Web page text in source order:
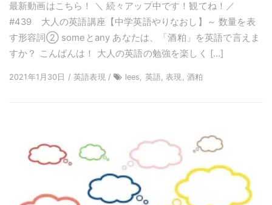
最新動画はこちら！ ＼ 続々アップ中です！観てね！／
#439 大人の英語講座【中学英語やりなおし】～ 数量を表
す形容詞② someとany あなたは、「酒粕」を英語で言えま
すか？ こんばんは！ 大人の英語の勉強を楽しく […]
2021年1月30日 / 英語表現 / lees, 英語, 表現, 酒粕